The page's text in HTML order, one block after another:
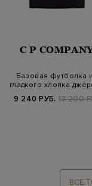
C P
Базовая футболка
гладкого хлопка
9 240 РУБ. 13 200
ВСЕ